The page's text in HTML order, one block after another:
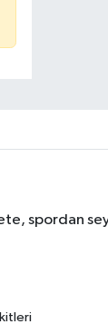
spordan